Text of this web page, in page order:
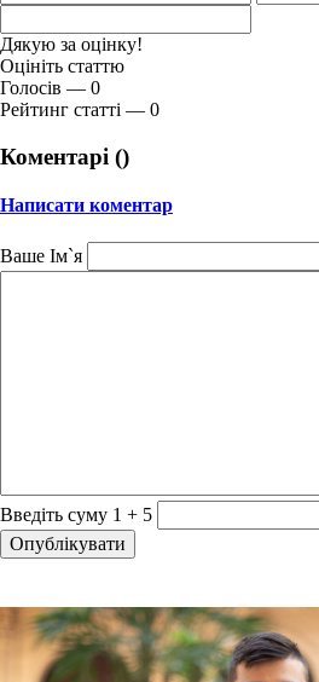
Дякую за оцінку!
Оцініть статтю
Голосів — 0
Рейтинг статті — 0
Коментарі ()
Написати коментар
Ваше Ім`я
Введіть суму 1 + 5